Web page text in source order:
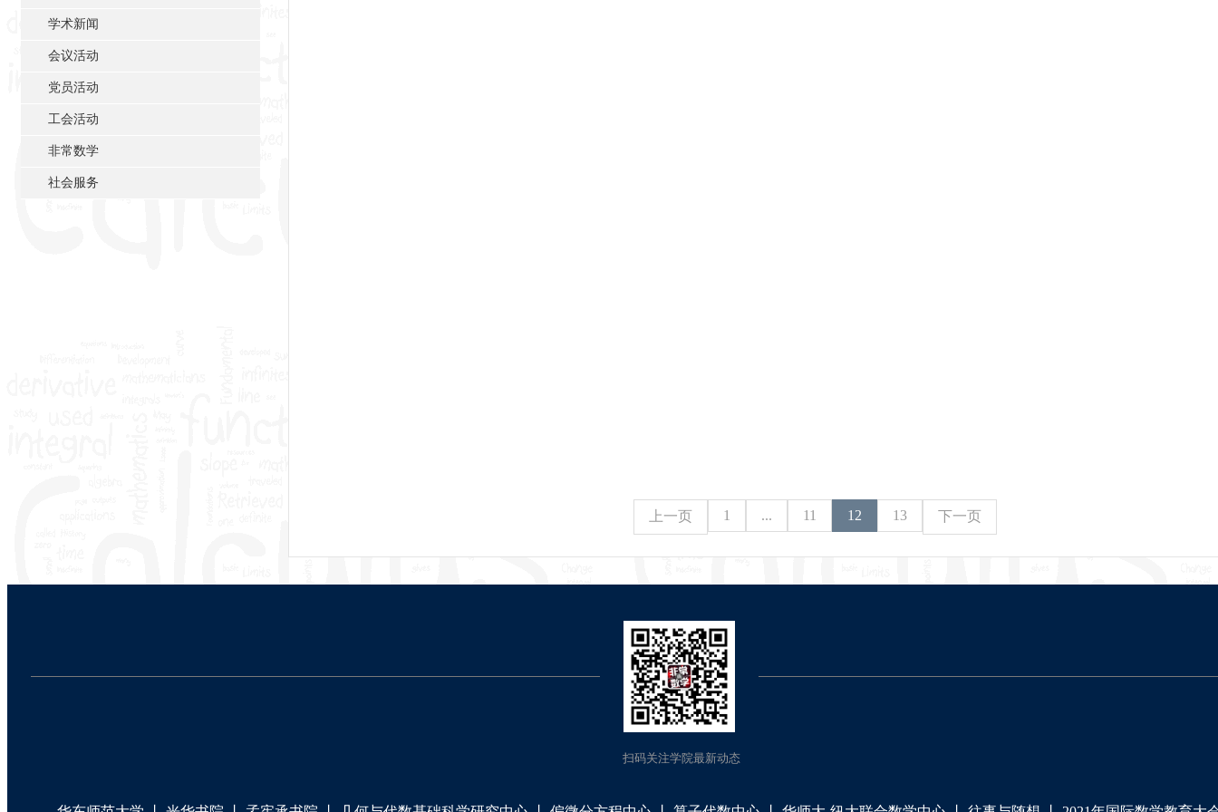
学术新闻
会议活动
党员活动
工会活动
非常数学
社会服务
上一页 1 ... 11 12 13 下一页
扫码关注学院最新动态